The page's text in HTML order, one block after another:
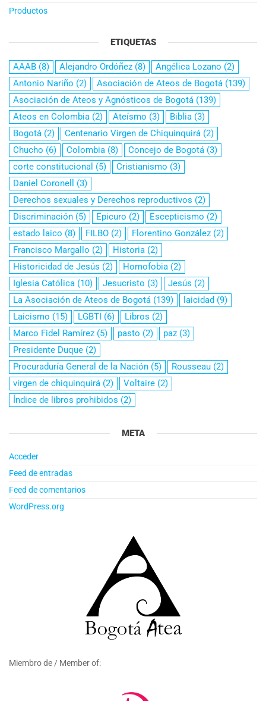
Productos
ETIQUETAS
AAAB (8) Alejandro Ordóñez (8) Angélica Lozano (2)
Antonio Nariño (2) Asociación de Ateos de Bogotá (139)
Asociación de Ateos y Agnósticos de Bogotá (139)
Ateos en Colombia (2) Ateísmo (3) Biblia (3)
Bogotá (2) Centenario Virgen de Chiquinquirá (2)
Chucho (6) Colombia (8) Concejo de Bogotá (3)
corte constitucional (5) Cristianismo (3)
Daniel Coronell
(3)
Derechos sexuales y Derechos reproductivos (2)
Discriminación (5) Epicuro (2) Escepticismo (2)
estado laico (8) FILBO (2) Florentino González (2)
Francisco Margallo (2) Historia (2)
Historicidad de Jesús (2) Homofobia (2)
Iglesia Católica (10) Jesucristo (3) Jesús (2)
La Asociación de Ateos de Bogotá (139) laicidad (9)
Laicismo (15) LGBTI (6) Libros (2)
Marco Fidel Ramírez (5) pasto (2) paz (3)
Presidente Duque (2)
Procuraduría General de la Nación (5) Rousseau (2)
virgen de chiquinquirá (2) Voltaire (2)
Índice de libros prohibidos (2)
META
Acceder
Feed de entradas
Feed de comentarios
WordPress.org
Miembro de / Member of: